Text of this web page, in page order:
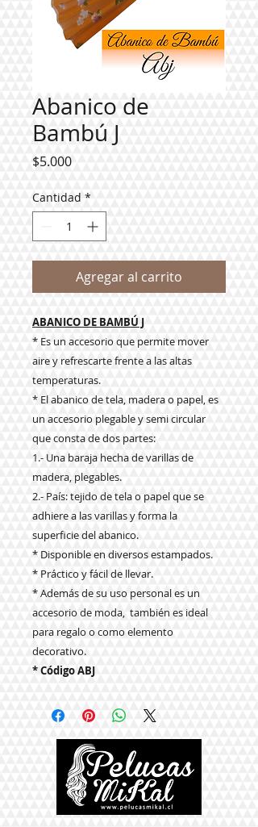
Abanico de
Bambú J
$5.000Precio
Cantidad *
Agregar al carrito
ABANICO DE BAMBÚ J
* Es un accesorio que permite mover
aire y refrescarte frente a las altas
temperaturas.
* El abanico de tela, madera o papel, es
un accesorio plegable y semi circular
que consta de dos partes:
1.- Una baraja hecha de varillas de
madera, plegables.
2.- País: tejido de tela o papel que se
adhiere a las varillas y forma la
superficie del abanico.
* Disponible en diversos estampados.
* Práctico y fácil de llevar.
* Además de su uso personal es un
accesorio de moda, también es ideal
para regalo o como elemento
decorativo.
* Código ABJ